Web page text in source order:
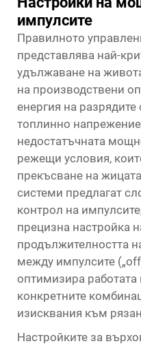
импулсите
Правилното
представлява най-
удължаване на
на производствени
енергия на
топлинно
недостатъчната
режещи условия,
прекъсване на
системи предлагат
контрол на
прецизна настройка
продължителността
между импулсите
оптимизира
конкретните
изисквания към
Настройките за